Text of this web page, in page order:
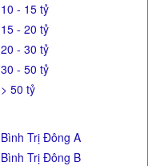
10 - 15 tỷ
15 - 20 tỷ
20 - 30 tỷ
30 - 50 tỷ
> 50 tỷ
Bình Trị Đông A
Bình Trị Đông B